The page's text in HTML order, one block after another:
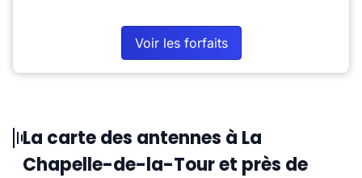
Voir les forfaits
La carte des antennes à La
Chapelle-de-la-Tour et près de